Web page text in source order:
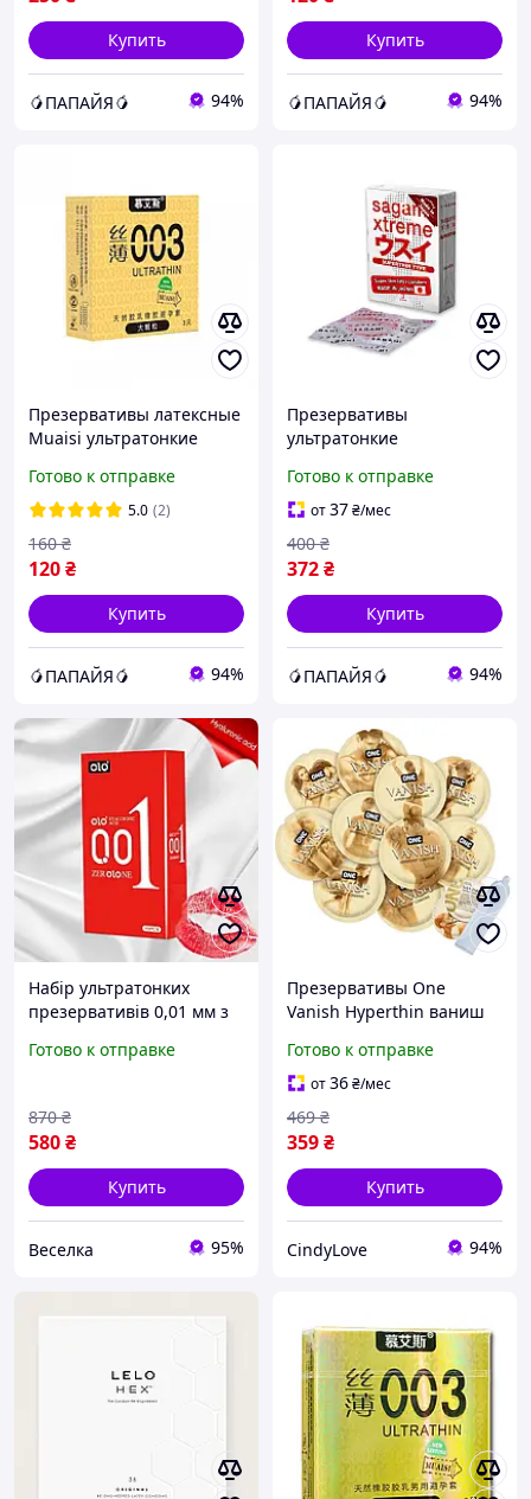
Купить
🥭ПАПАЙЯ🥭 94%
Купить
🥭ПАПАЙЯ🥭 94%
Презервативы латексные
Muaisi ультратонкие
упаковке 3 шт.)
Готово к отправке
5.0 (2)
120₴
160 ₴
Купить
🥭ПАПАЙЯ🥭 94%
Презервативы
ультратонкие
Sagami superthin 3 штуки
Кайф
Готово к отправке
от37₴/мес
372₴
400 ₴
Купить
🥭ПАПАЙЯ🥭 94%
Набір ультратонких
презервативів 0,01 мм з
гіалуроновою кислотою
Готово к отправке
580₴
870 ₴
Купить
Веселка 95%
Презервативы One
Vanish Hyperthin ваниш
Готово к отправке
от36₴/мес
359₴
469 ₴
Купить
CindyLove 94%